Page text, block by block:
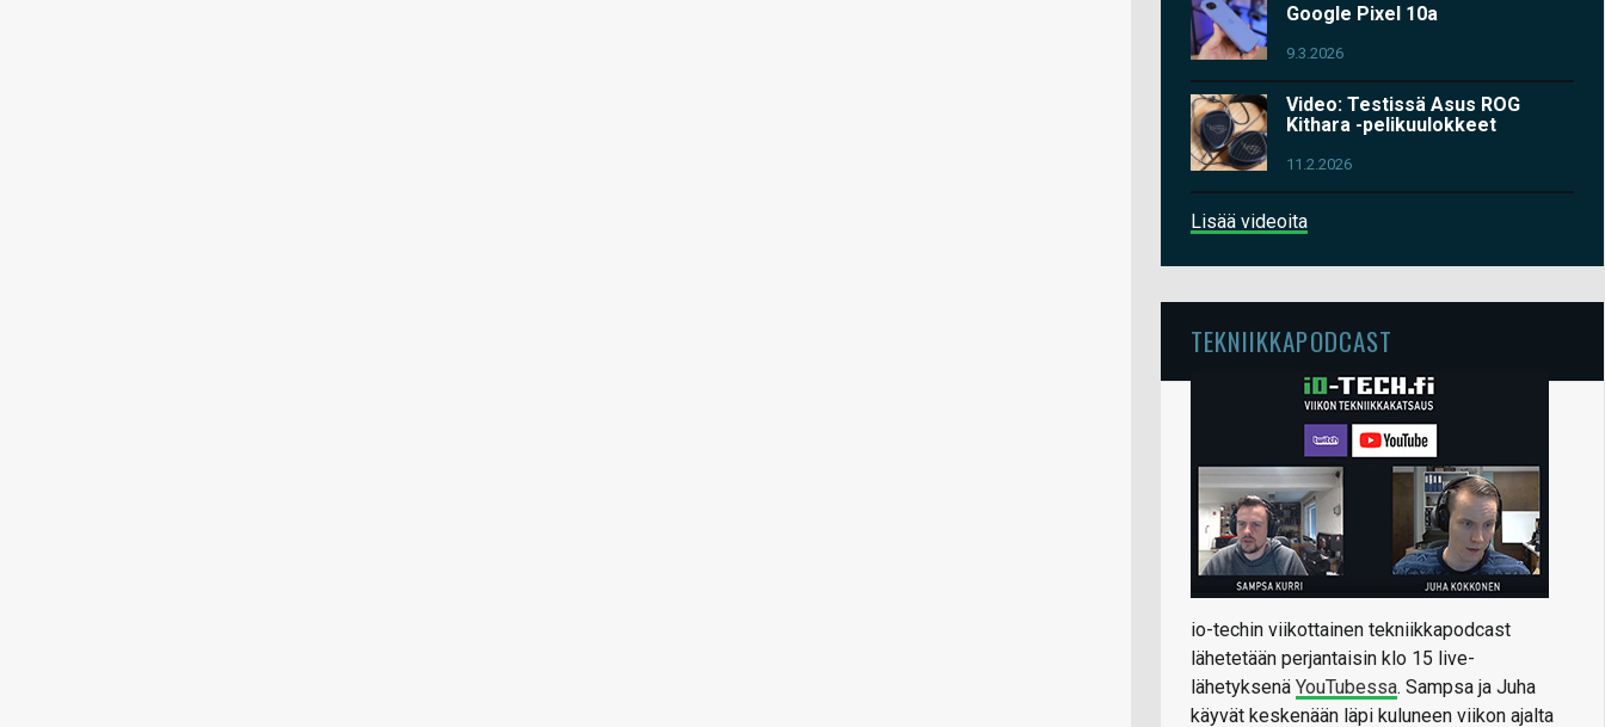
Google Pixel 10a
9.3.2026
Video: Testissä Asus ROG
Kithara -pelikuulokkeet
11.2.2026
Lisää videoita
TEKNIIKKAPODCAST
io-techin viikottainen tekniikkapodcast
lähetetään perjantaisin klo 15 live-
lähetyksenä YouTubessa. Sampsa ja Juha
käyvät keskenään läpi kuluneen viikon ajalta